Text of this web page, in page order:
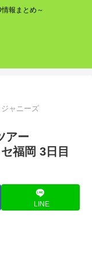
報まとめ～
ジャニーズ
アー
福岡 3日目
LINE